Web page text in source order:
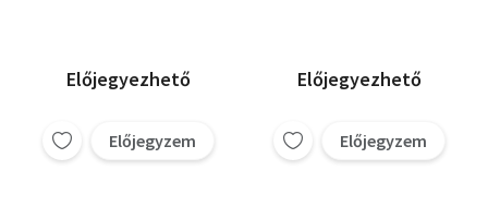
Előjegyezhető
Előjegyzem
Előjegyezhető
Előjegyzem